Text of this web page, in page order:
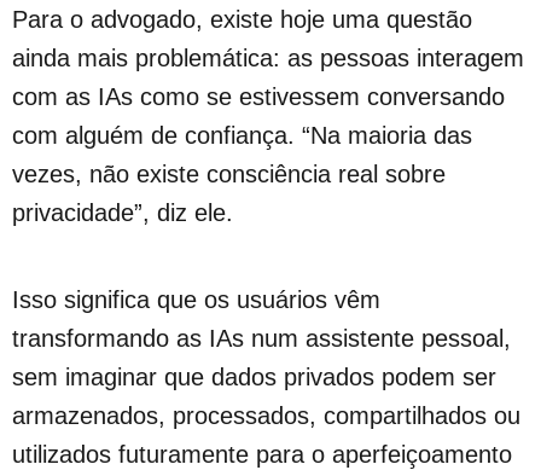
Para o advogado, existe hoje uma questão
ainda mais problemática: as pessoas interagem
com as IAs como se estivessem conversando
com alguém de confiança. “Na maioria das
vezes, não existe consciência real sobre
privacidade”, diz ele.
Isso significa que os usuários vêm
transformando as IAs num assistente pessoal,
sem imaginar que dados privados podem ser
armazenados, processados, compartilhados ou
utilizados futuramente para o aperfeiçoamento